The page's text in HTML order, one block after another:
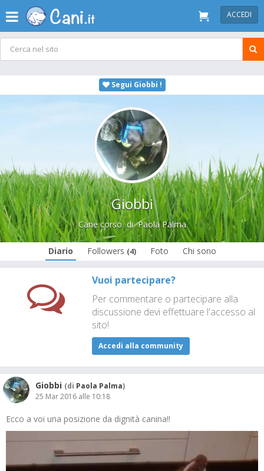
ACCEDI
Segui Giobbi !
Giobbi
Cane corsodiPaola Palma
Diario Followers (4) Foto Chi sono
Vuoi partecipare?
Per commentare o partecipare alla
discussione devi effettuare l'accesso al
sito!
Accedi alla community
Giobbi (di Paola Palma)
25 Mar 2016 alle 10:18
Ecco a voi una posizione da dignità canina!!